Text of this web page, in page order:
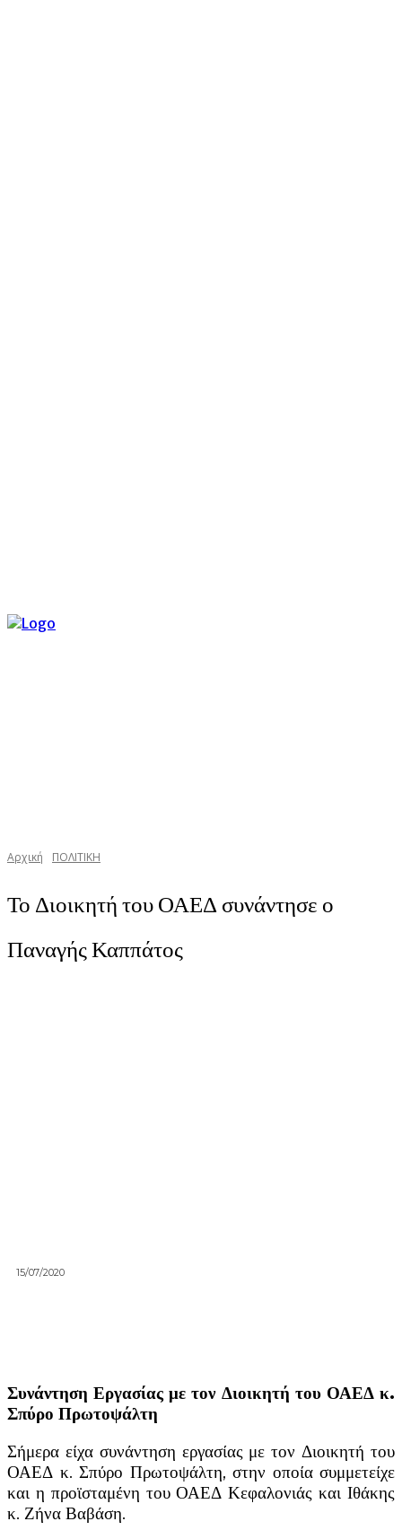
Αρχική ΠΟΛΙΤΙΚΗ
Το Διοικητή του ΟΑΕΔ συνάντησε ο
Παναγής Καππάτος
15/07/2020
Συνάντηση Εργασίας με τον Διοικητή του ΟΑΕΔ κ.
Σπύρο Πρωτοψάλτη
Σήμερα είχα συνάντηση εργασίας με τον Διοικητή του
ΟΑΕΔ κ. Σπύρο Πρωτοψάλτη, στην οποία συμμετείχε
και η προϊσταμένη του ΟΑΕΔ Κεφαλονιάς και Ιθάκης
κ. Ζήνα Βαβάση.